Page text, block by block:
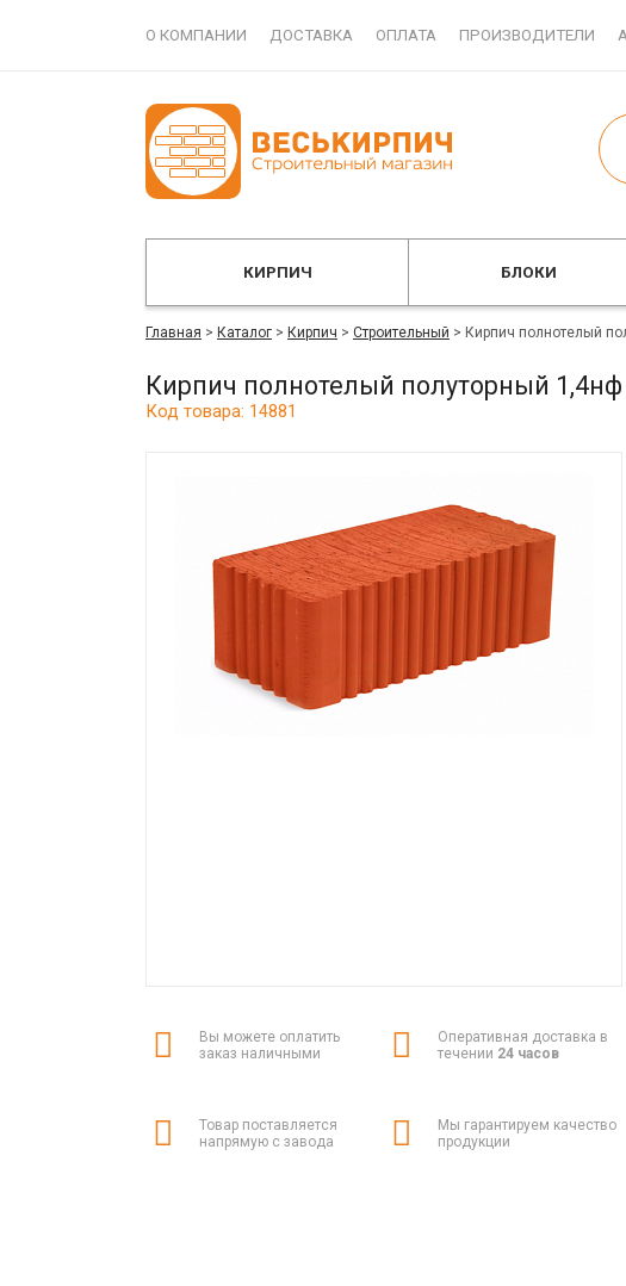
О КОМПАНИИ ДОСТАВКА ОПЛАТА ПРОИЗВОДИТЕЛИ
КИРПИЧ БЛОКИ
Главная > Каталог > Кирпич > Строительный > Кирпич полнотелый
Кирпич полнотелый полуторный
Код товара: 14881
Вы можете оплатить
заказ наличными
Оперативная доставка в
течении 24 часов
Товар поставляется
напрямую с завода
Мы гарантируем качество
продукции